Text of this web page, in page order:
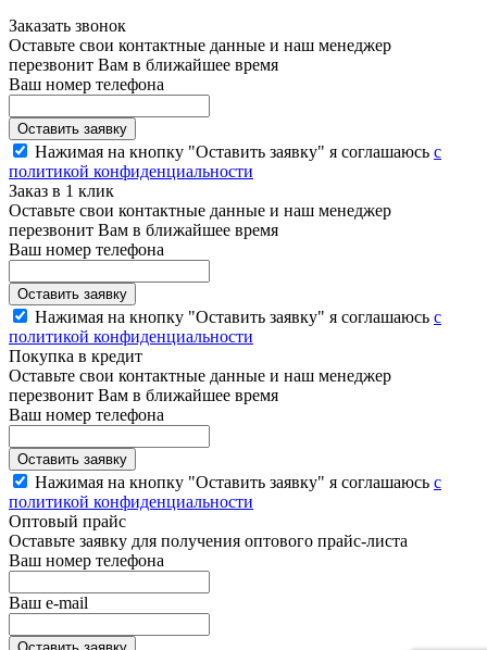
Заказать звонок
Оставьте свои контактные данные и наш менеджер
перезвонит Вам в ближайшее время
Ваш номер телефона
Нажимая на кнопку "Оставить заявку" я соглашаюсь с
политикой конфиденциальности
Заказ в 1 клик
Оставьте свои контактные данные и наш менеджер
перезвонит Вам в ближайшее время
Ваш номер телефона
Нажимая на кнопку "Оставить заявку" я соглашаюсь с
политикой конфиденциальности
Покупка в кредит
Оставьте свои контактные данные и наш менеджер
перезвонит Вам в ближайшее время
Ваш номер телефона
Нажимая на кнопку "Оставить заявку" я соглашаюсь с
политикой конфиденциальности
Оптовый прайс
Оставьте заявку для получения оптового прайс-листа
Ваш номер телефона
Ваш e-mail